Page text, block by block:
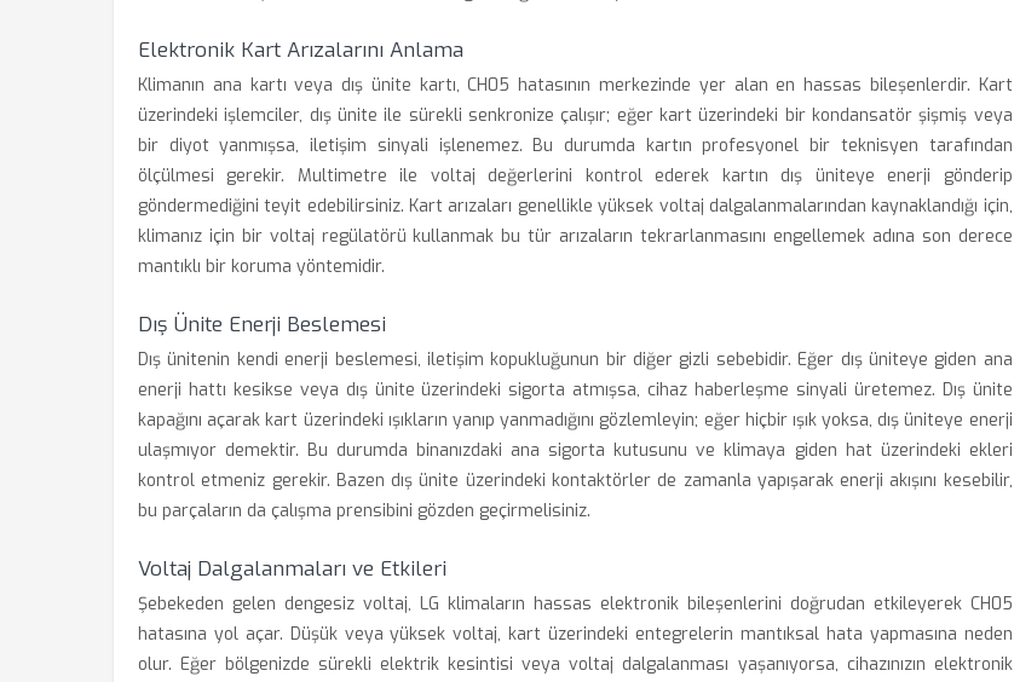
Elektronik Kart Arızalarını Anlama
Klimanın ana kartı veya dış ünite kartı, CH05 hatasının merkezinde yer alan en hassas bileşenlerdir. Kart
üzerindeki işlemciler, dış ünite ile sürekli senkronize çalışır; eğer kart üzerindeki bir kondansatör şişmiş veya
bir diyot yanmışsa, iletişim sinyali işlenemez. Bu durumda kartın profesyonel bir teknisyen tarafından
ölçülmesi gerekir. Multimetre ile voltaj değerlerini kontrol ederek kartın dış üniteye enerji gönderip
göndermediğini teyit edebilirsiniz. Kart arızaları genellikle yüksek voltaj dalgalanmalarından kaynaklandığı için,
klimanız için bir voltaj regülatörü kullanmak bu tür arızaların tekrarlanmasını engellemek adına son derece
mantıklı bir koruma yöntemidir.
Dış Ünite Enerji Beslemesi
Dış ünitenin kendi enerji beslemesi, iletişim kopukluğunun bir diğer gizli sebebidir. Eğer dış üniteye giden ana
enerji hattı kesikse veya dış ünite üzerindeki sigorta atmışsa, cihaz haberleşme sinyali üretemez. Dış ünite
kapağını açarak kart üzerindeki ışıkların yanıp yanmadığını gözlemleyin; eğer hiçbir ışık yoksa, dış üniteye enerji
ulaşmıyor demektir. Bu durumda binanızdaki ana sigorta kutusunu ve klimaya giden hat üzerindeki ekleri
kontrol etmeniz gerekir. Bazen dış ünite üzerindeki kontaktörler de zamanla yapışarak enerji akışını kesebilir,
bu parçaların da çalışma prensibini gözden geçirmelisiniz.
Voltaj Dalgalanmaları ve Etkileri
Şebekeden gelen dengesiz voltaj, LG klimaların hassas elektronik bileşenlerini doğrudan etkileyerek CH05
hatasına yol açar. Düşük veya yüksek voltaj, kart üzerindeki entegrelerin mantıksal hata yapmasına neden
olur. Eğer bölgenizde sürekli elektrik kesintisi veya voltaj dalgalanması yaşanıyorsa, cihazınızın elektronik